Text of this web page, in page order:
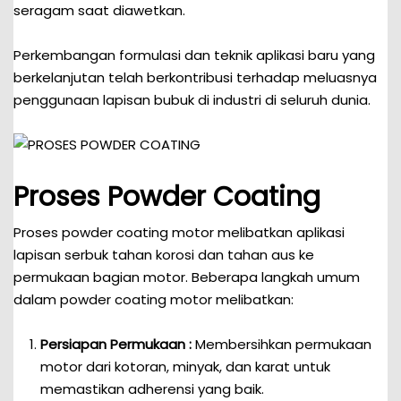
seragam saat diawetkan.
Perkembangan formulasi dan teknik aplikasi baru yang
berkelanjutan telah berkontribusi terhadap meluasnya
penggunaan lapisan bubuk di industri di seluruh dunia.
Proses Powder Coating
Proses powder coating motor melibatkan aplikasi
lapisan serbuk tahan korosi dan tahan aus ke
permukaan bagian motor. Beberapa langkah umum
dalam powder coating motor melibatkan:
Persiapan Permukaan :Membersihkan permukaan
motor dari kotoran, minyak, dan karat untuk
memastikan adherensi yang baik.